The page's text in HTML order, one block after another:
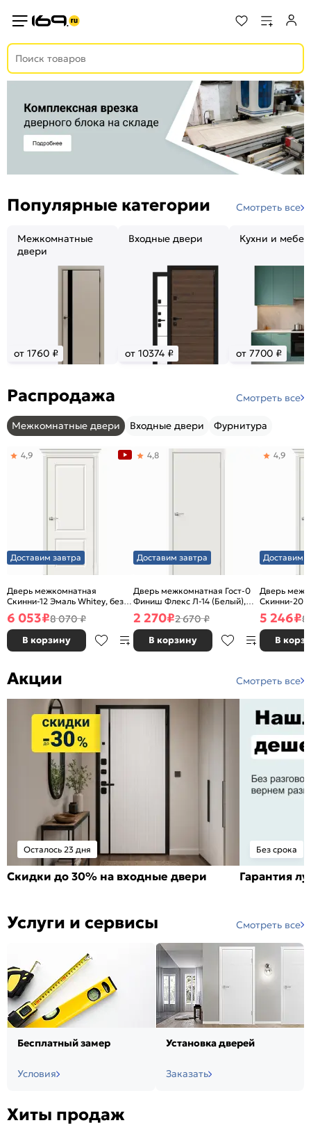
Популярные категории Смотреть все
Межкомнатные
двери
от 1760 ₽
Входные двери
от 10374 ₽
Кухни и
от 7700 ₽
Распродажа Смотреть все
Межкомнатные двери Входные двери Фурнитура
Доставим завтра
Дверь межкомнатная
Скинни-12 Эмаль Whitey, без
декора, глухая, без стекла,
без кромки, скиновая
4,9
6 053₽8 070 ₽
В корзину
Доставим завтра
Дверь межкомнатная Гост-0
Финиш Флекс Л-14 (Белый),
глухая, каркасно-щитовая
4,8
2 270₽2 670 ₽
В корзину
Доставим
Дверь
Скинни-20
декора,
без кромки,
4,9
5 246₽8
В
Акции Смотреть все
Осталось 23 дня
Скидки до 30% на входные двери
Без срока
Гарантия
Услуги и сервисы Смотреть все
Бесплатный замер
Условия
Установка дверей
Заказать
Хиты продаж